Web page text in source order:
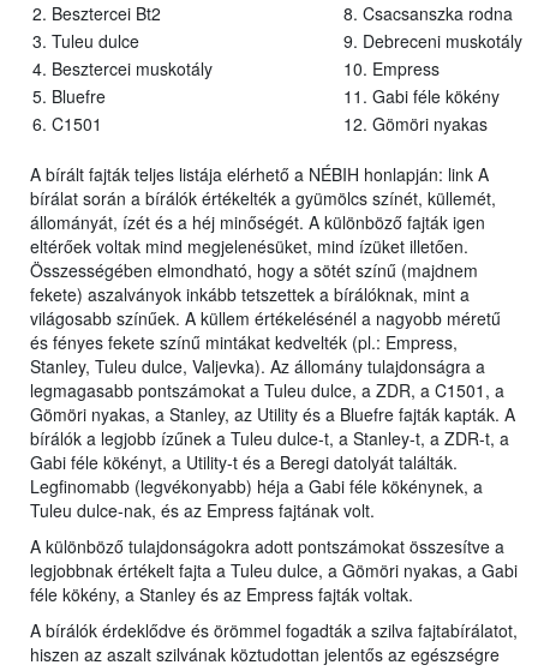
2. Besztercei Bt2
8. Csacsanszka rodna
3. Tuleu dulce
9. Debreceni muskotály
4. Besztercei muskotály
10. Empress
5. Bluefre
11. Gabi féle kökény
6. C1501
12. Gömöri nyakas
A bírált fajták teljes listája elérhető a NÉBIH honlapján: link A
bírálat során a bírálók értékelték a gyümölcs színét, küllemét,
állományát, ízét és a héj minőségét. A különböző fajták igen
eltérőek voltak mind megjelenésüket, mind ízüket illetően.
Összességében elmondható, hogy a sötét színű (majdnem
fekete) aszalványok inkább tetszettek a bírálóknak, mint a
világosabb színűek. A küllem értékelésénél a nagyobb méretű
és fényes fekete színű mintákat kedvelték (pl.: Empress,
Stanley, Tuleu dulce, Valjevka). Az állomány tulajdonságra a
legmagasabb pontszámokat a Tuleu dulce, a ZDR, a C1501, a
Gömöri nyakas, a Stanley, az Utility és a Bluefre fajták kapták. A
bírálók a legjobb ízűnek a Tuleu dulce-t, a Stanley-t, a ZDR-t, a
Gabi féle kökényt, a Utility-t és a Beregi datolyát találták.
Legfinomabb (legvékonyabb) héja a Gabi féle kökénynek, a
Tuleu dulce-nak, és az Empress fajtának volt.
A különböző tulajdonságokra adott pontszámokat összesítve a
legjobbnak értékelt fajta a Tuleu dulce, a Gömöri nyakas, a Gabi
féle kökény, a Stanley és az Empress fajták voltak.
A bírálók érdeklődve és örömmel fogadták a szilva fajtabírálatot,
hiszen az aszalt szilvának köztudottan jelentős az egészségre